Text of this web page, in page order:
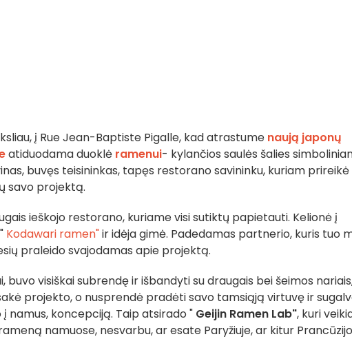
į Rue Jean-Baptiste Pigalle, kad atrastume naują japonų
atiduodama duoklė ramenui- kylančios saulės šalies
buvęs teisininkas, tapęs restorano savininku, kuriam prireikė
savo projektą.
ieškojo restorano, kuriame visi sutiktų papietauti. Kelionė į
Kodawari ramen"ir idėja gimė. Padedamas partnerio, kuris tuo
praleido svajodamas apie projektą.
visiškai subrendę ir išbandyti su draugais bei šeimos
projekto, o nusprendė pradėti savo tamsiąją virtuvę ir
namus, koncepciją. Taip atsirado " Geijin Ramen Lab", kuri
namuose, nesvarbu, ar esate Paryžiuje, ar kitur